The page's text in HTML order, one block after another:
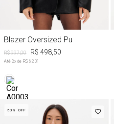
Blazer Oversized Pu
R$ 997,00 R$ 498,50
Até 8x de R$ 62,31
50% OFF